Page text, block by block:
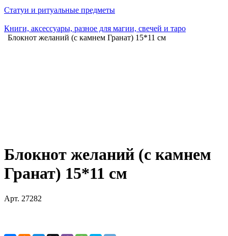
Статуи и ритуальные предметы
Книги, аксессуары, разное для магии, свечей и таро
Блокнот желаний (с камнем Гранат) 15*11 см
Блокнот желаний (с камнем
Гранат) 15*11 см
Арт. 27282